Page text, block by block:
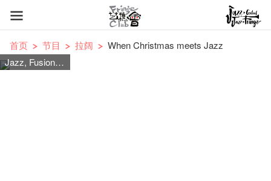
首页 节目 拉阔
When Christmas meets Jazz
Jazz, Fusion Jazz